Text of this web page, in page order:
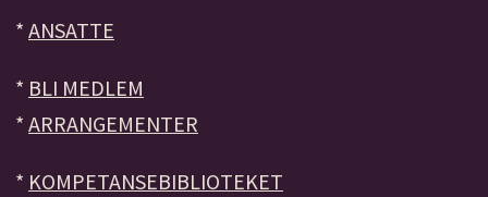
* ANSATTE
* BLI MEDLEM
* ARRANGEMENTER
* KOMPETANSEBIBLIOTEKET